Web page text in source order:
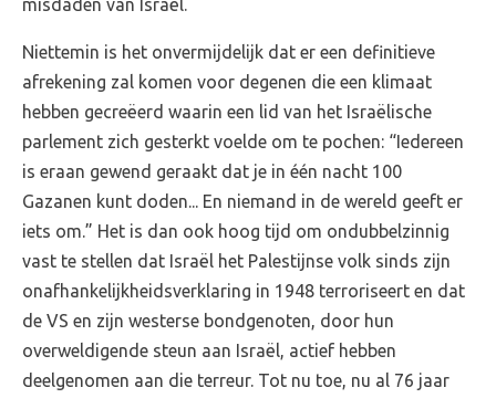
misdaden van Israël.
Niettemin is het onvermijdelijk dat er een definitieve
afrekening zal komen voor degenen die een klimaat
hebben gecreëerd waarin een lid van het Israëlische
parlement zich gesterkt voelde om te pochen: “Iedereen
is eraan gewend geraakt dat je in één nacht 100
Gazanen kunt doden... En niemand in de wereld geeft er
iets om.” Het is dan ook hoog tijd om ondubbelzinnig
vast te stellen dat Israël het Palestijnse volk sinds zijn
onafhankelijkheidsverklaring in 1948 terroriseert en dat
de VS en zijn westerse bondgenoten, door hun
overweldigende steun aan Israël, actief hebben
deelgenomen aan die terreur. Tot nu toe, nu al 76 jaar